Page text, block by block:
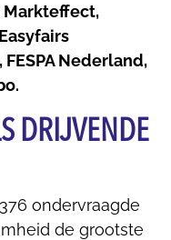
Markteffect,
Nederland,
DRIJVENDE
ondervraagde
de grootste